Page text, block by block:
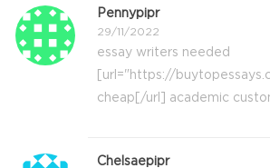
Pennypipr
29/11/2022
essay writers needed
[url="https://
cheap[/url] academic
Chelsaepipr